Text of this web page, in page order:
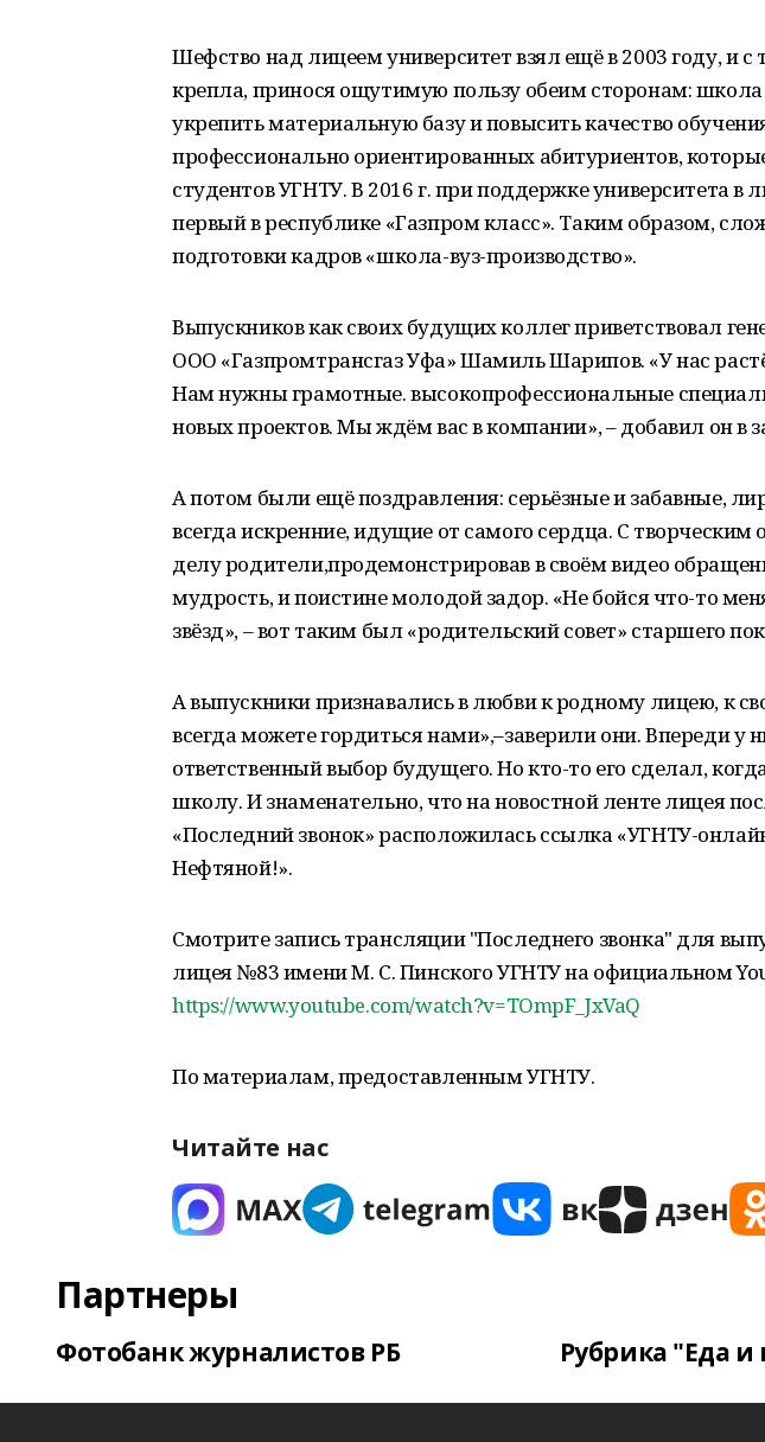
Шефство над лицеем университет взял ещё в 2003 году, и с
крепла, принося ощутимую пользу обеим сторонам:
укрепить материальную базу и повысить качество
профессионально ориентированных абитуриентов,
студентов УГНТУ. В 2016 г. при поддержке университета в
первый в республике «Газпром класс». Таким образом,
подготовки кадров «школа-вуз-производство».
Выпускников как своих будущих коллег приветствовал
ООО «Газпромтрансгаз Уфа» Шамиль Шарипов. «У нас
Нам нужны грамотные. высокопрофессиональные
новых проектов. Мы ждём вас в компании», – добавил он в
А потом были ещё поздравления: серьёзные и забавные,
всегда искренние, идущие от самого сердца. С
делу родители,продемонстрировав в своём видео
мудрость, и поистине молодой задор. «Не бойся что-то
звёзд», – вот таким был «родительский совет» старшего
А выпускники признавались в любви к родному лицею, к
всегда можете гордиться нами»,–заверили они. Впереди у
ответственный выбор будущего. Но кто-то его сделал,
школу. И знаменательно, что на новостной ленте лицея
«Последний звонок» расположилась ссылка «УГНТУ-
Нефтяной!».
Смотрите запись трансляции "Последнего звонка" для
лицея №83 имени М. С. Пинского УГНТУ на официальном
https://www.youtube.com/watch?v=TOmpF_JxVaQ
По материалам, предоставленным УГНТУ.
Читайте нас
Партнеры
Фотобанк журналистов РБ Рубрика "Еда